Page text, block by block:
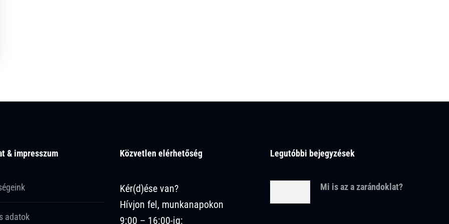
& impresszum
adatok
Közvetlen elérhetőség
Kér(d)ése van?
Hívjon fel, munkanapokon
9:00 – 16:00-ig:
Legutóbbi bejegyzések
Mi is az a zarándoklat?